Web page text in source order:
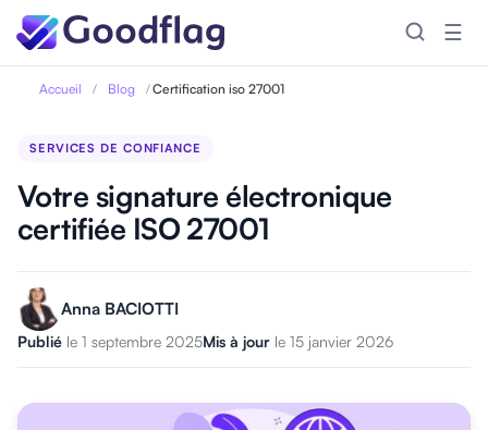
☰
Accueil / Blog /Certification iso 27001
SERVICES DE CONFIANCE
Votre signature électronique
certifiée ISO 27001
Anna BACIOTTI
Publié le 1 septembre 2025Mis à jour le 15 janvier 2026